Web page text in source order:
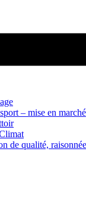
– mise en marché
de qualité,